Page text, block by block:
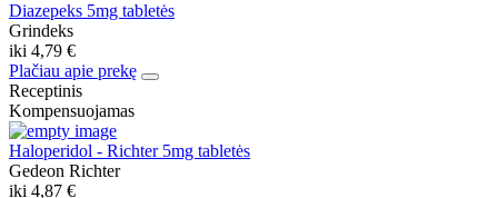
Diazepeks 5mg tabletės
Grindeks
iki 4,79 €
Plačiau apie prekę
Receptinis
Kompensuojamas
Haloperidol - Richter 5mg tabletės
Gedeon Richter
iki 4,87 €